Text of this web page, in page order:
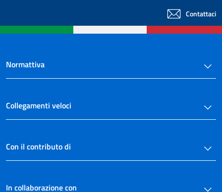
Contattaci
Normattiva
Collegamenti veloci
Con il contributo di
In collaborazione con